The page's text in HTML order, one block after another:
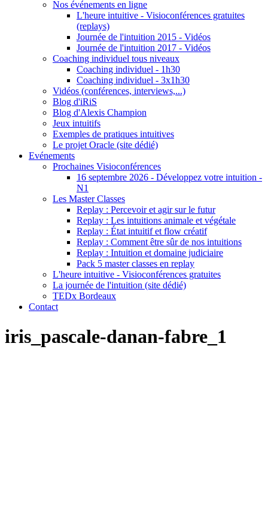
Nos événements en ligne
L'heure intuitive - Visioconférences gratuites
(replays)
Journée de l'intuition 2015 - Vidéos
Journée de l'intuition 2017 - Vidéos
Coaching individuel tous niveaux
Coaching individuel - 1h30
Coaching individuel - 3x1h30
Vidéos (conférences, interviews,...)
Blog d'iRiS
Blog d'Alexis Champion
Jeux intuitifs
Exemples de pratiques intuitives
Le projet Oracle (site dédié)
Evénements
Prochaines Visioconférences
16 septembre 2026 - Développez votre intuition -
N1
Les Master Classes
Replay : Percevoir et agir sur le futur
Replay : Les intuitions animale et végétale
Replay : État intuitif et flow créatif
Replay : Comment être sûr de nos intuitions
Replay : Intuition et domaine judiciaire
Pack 5 master classes en replay
L'heure intuitive - Visioconférences gratuites
La journée de l'intuition (site dédié)
TEDx Bordeaux
Contact
iris_pascale-danan-fabre_1